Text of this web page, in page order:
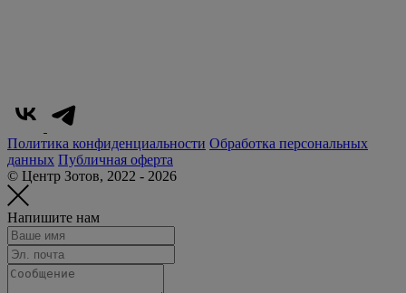
Политика конфиденциальности Обработка персональных
данных Публичная оферта
© Центр Зотов, 2022 - 2026
Напишите нам